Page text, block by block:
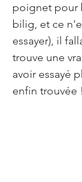
poignet pour
bilig, et ce
essayer), il
trouve une
avoir essayé
enfin trouvée !